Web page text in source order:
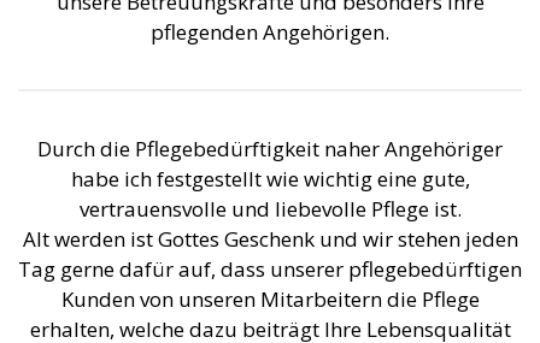
pflegenden Angehörigen.
Durch die Pflegebedürftigkeit naher Angehöriger
habe ich festgestellt wie wichtig eine gute,
vertrauensvolle und liebevolle Pflege ist.
Alt werden ist Gottes Geschenk und wir stehen jeden
Tag gerne dafür auf, dass unserer pflegebedürftigen
Kunden von unseren Mitarbeitern die Pflege
erhalten, welche dazu beiträgt Ihre Lebensqualität